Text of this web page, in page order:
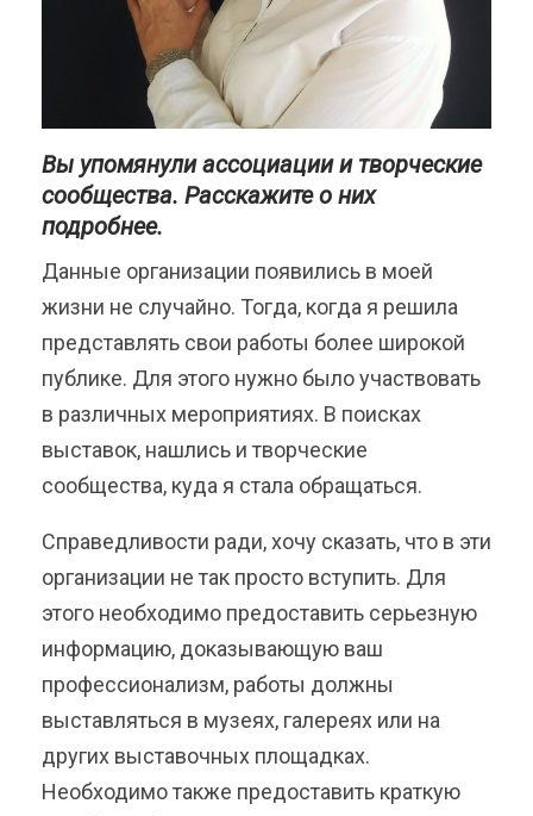
Вы упомянули ассоциации и творческие
сообщества. Расскажите о них
подробнее.
Данные организации появились в моей
жизни не случайно. Тогда, когда я решила
представлять свои работы более широкой
публике. Для этого нужно было участвовать
в различных мероприятиях. В поисках
выставок, нашлись и творческие
сообщества, куда я стала обращаться.
Справедливости ради, хочу сказать, что в эти
организации не так просто вступить. Для
этого необходимо предоставить серьезную
информацию, доказывающую ваш
профессионализм, работы должны
выставляться в музеях, галереях или на
других выставочных площадках.
Необходимо также предоставить краткую